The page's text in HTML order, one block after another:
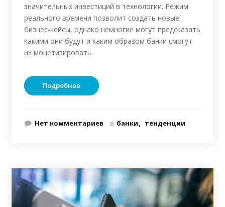
значительных инвестиций в технологии. Режим
реального времени позволит создать новые
бизнес-кейсы, однако немногие могут предсказать
какими они будут и каким образом банки смогут
их монетизировать.
Подробнее
Нет комментариев в банки тенденции